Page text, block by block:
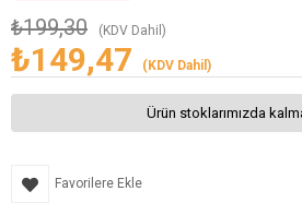
₺199,30 (KDV Dahil)
₺149,47 (KDV Dahil)
Ürün stoklarımızda
Favorilere Ekle